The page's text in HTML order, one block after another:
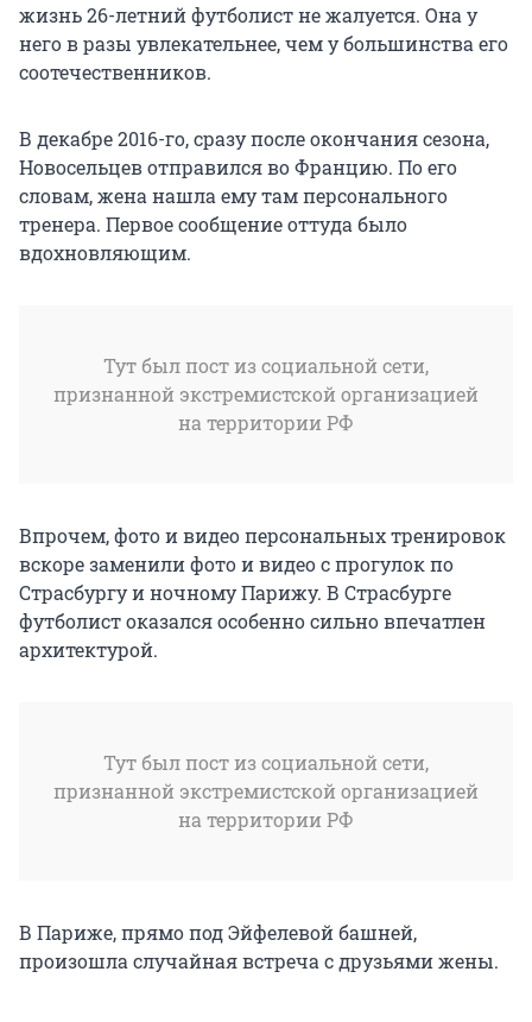
жизнь 26-летний футболист не жалуется. Она у
него в разы увлекательнее, чем у большинства его
соотечественников.
В декабре 2016-го, сразу после окончания сезона,
Новосельцев отправился во Францию. По его
словам, жена нашла ему там персонального
тренера. Первое сообщение оттуда было
вдохновляющим.
Тут был пост из социальной сети,
признанной экстремистской организацией
на территории РФ
Впрочем, фото и видео персональных тренировок
вскоре заменили фото и видео с прогулок по
Страсбургу и ночному Парижу. В Страсбурге
футболист оказался особенно сильно впечатлен
архитектурой.
Тут был пост из социальной сети,
признанной экстремистской организацией
на территории РФ
В Париже, прямо под Эйфелевой башней,
произошла случайная встреча с друзьями жены.